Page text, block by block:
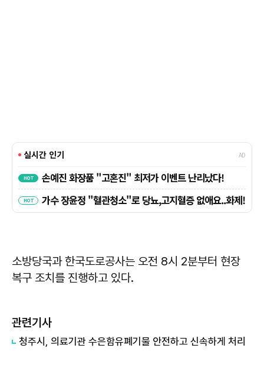
소방당국과 한국도로공사는 오전 8시 2분부터 현장
복구 조치를 진행하고 있다.
관련기사
청주시, 의료기관 수은함유폐기물 안전하고 신속하게 처리